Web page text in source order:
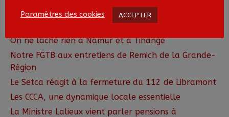
Ecosocialisme ou effondrement
On ne lâche rien à Namur et à Tihange
Notre FGTB aux entretiens de Remich de la Grande-
Région
Le Setca réagit à la fermeture du 112 de Libramont
Les CCCA, une dynamique locale essentielle
La Ministre Lalieux vient parler pensions à
Paramètres des cookies ACCEPTER